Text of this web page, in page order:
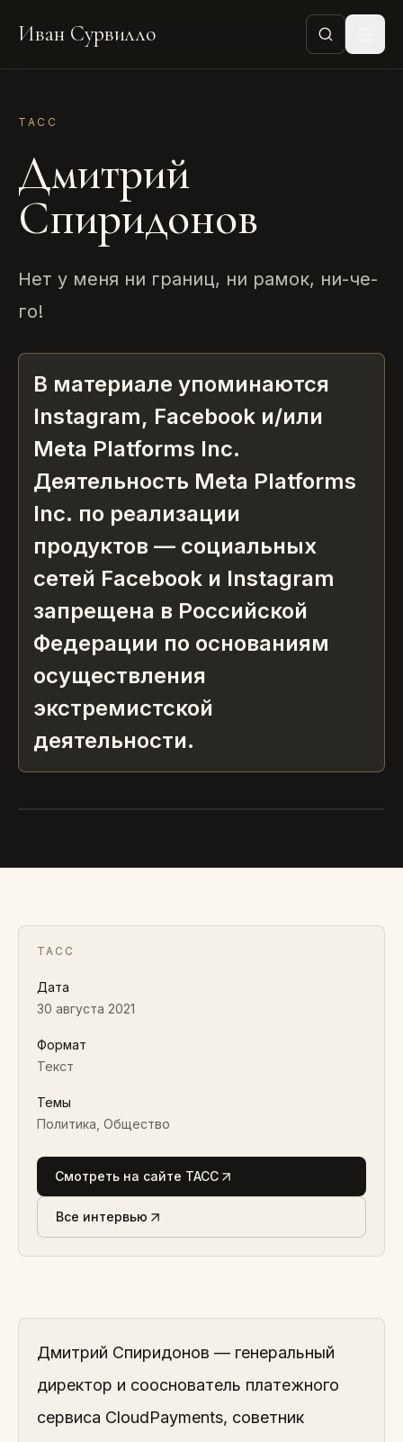
Иван Сурвилло
ТАСС
Дмитрий
Спиридонов
Нет у меня ни границ, ни рамок, ни-че-
го!
В материале упоминаются
Instagram, Facebook и/или
Meta Platforms Inc.
Деятельность Meta Platforms
Inc. по реализации
продуктов — социальных
сетей Facebook и Instagram
запрещена в Российской
Федерации по основаниям
осуществления
экстремистской
деятельности.
ТАСС
Дата
30 августа 2021
Формат
Текст
Темы
Политика, Общество
Смотреть на сайте ТАСС
Все интервью
Дмитрий Спиридонов — генеральный
директор и сооснователь платежного
сервиса CloudPayments, советник